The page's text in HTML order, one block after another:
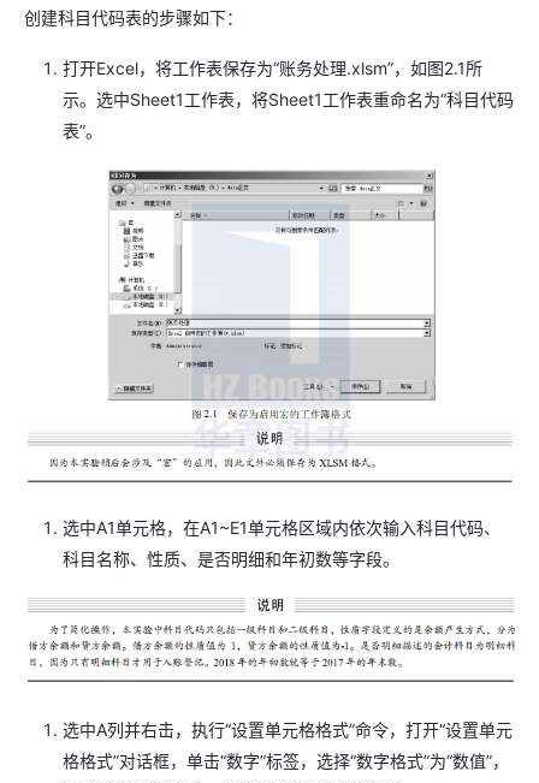
创建科目代码表的步骤如下：
打开Excel，将工作表保存为“账务处理.xlsm”，如图2.1所
示。选中Sheet1工作表，将Sheet1工作表重命名为“科目代码
表”。
选中A1单元格，在A1~E1单元格区域内依次输入科目代码、
科目名称、性质、是否明细和年初数等字段。
选中A列并右击，执行“设置单元格格式”命令，打开“设置单元
格格式”对话框，单击“数字”标签，选择“数字格式”为“数值”，